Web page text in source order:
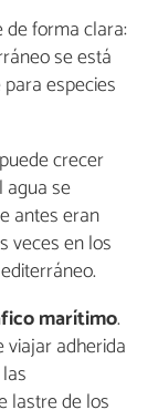
de forma clara:
se está
especies
crecer
agua se
antes eran
veces en los
marítimo.
viajar adherida
lastre de los